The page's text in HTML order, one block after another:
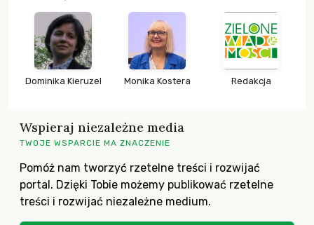
Dominika Kieruzel Monika Kostera Redakcja
Wspieraj niezależne media
TWOJE WSPARCIE MA ZNACZENIE
Pomóż nam tworzyć rzetelne treści i rozwijać
portal. Dzięki Tobie możemy publikować rzetelne
treści i rozwijać niezależne medium.